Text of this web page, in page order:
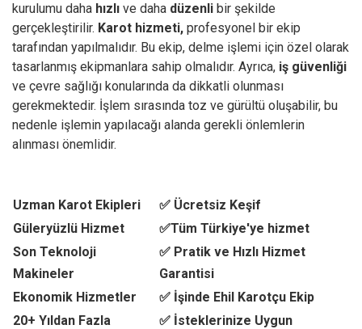
kurulumu daha hızlı ve daha düzenli bir şekilde
gerçekleştirilir. Karot hizmeti, profesyonel bir ekip
tarafından yapılmalıdır. Bu ekip, delme işlemi için özel olarak
tasarlanmış ekipmanlara sahip olmalıdır. Ayrıca, iş güvenliği
ve çevre sağlığı konularında da dikkatli olunması
gerekmektedir. İşlem sırasında toz ve gürültü oluşabilir, bu
nedenle işlemin yapılacağı alanda gerekli önlemlerin
alınması önemlidir.
Uzman Karot Ekipleri
✅ Ücretsiz Keşif
Güleryüzlü Hizmet
✅Tüm Türkiye'ye hizmet
Son Teknoloji
Makineler
✅ Pratik ve Hızlı Hizmet
Garantisi
Ekonomik Hizmetler
✅ İşinde Ehil Karotçu Ekip
20+ Yıldan Fazla
✅ İsteklerinize Uygun